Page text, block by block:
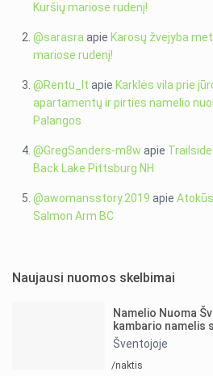
Kuršių mariose rudenį!
@sarasra apie Karosų žvejyba
mariose rudenį!
@Rentu_lt apie Karklės vila prie
apartamentų ir pirties namelio
Palangos
@GregSanders-m8w apie
Back Lake Pittsburg NH
@awomansstory.2019 apie
Salmon Arm BC
Naujausi nuomos skelbimai
Namelio Nuoma
kambario namelis
Šventojoje
/naktis